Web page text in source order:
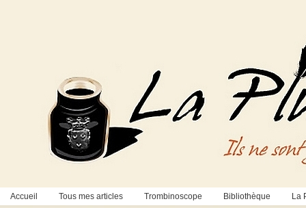
Accueil Tous mes articles Trombinoscope Bibliothèque La